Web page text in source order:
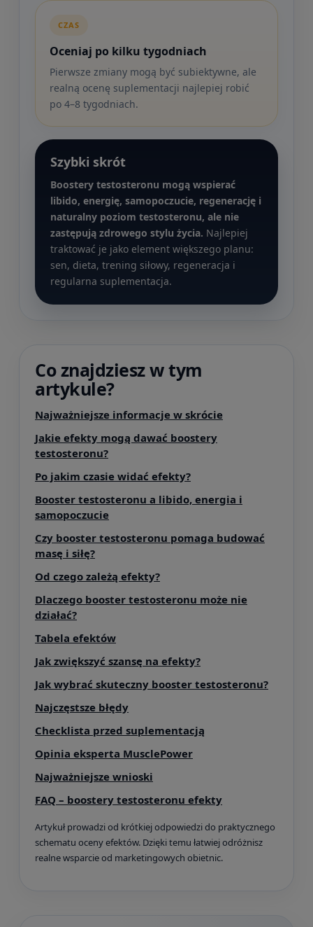
CZAS
Oceniaj po kilku tygodniach
Pierwsze zmiany mogą być subiektywne, ale
realną ocenę suplementacji najlepiej robić
po 4–8 tygodniach.
Szybki skrót
Boostery testosteronu mogą wspierać
libido, energię, samopoczucie, regenerację i
naturalny poziom testosteronu, ale nie
zastępują zdrowego stylu życia. Najlepiej
traktować je jako element większego planu:
sen, dieta, trening siłowy, regeneracja i
regularna suplementacja.
Co znajdziesz w tym
artykule?
Najważniejsze informacje w skrócie
Jakie efekty mogą dawać boostery
testosteronu?
Po jakim czasie widać efekty?
Booster testosteronu a libido, energia i
samopoczucie
Czy booster testosteronu pomaga budować
masę i siłę?
Od czego zależą efekty?
Dlaczego booster testosteronu może nie
działać?
Tabela efektów
Jak zwiększyć szansę na efekty?
Jak wybrać skuteczny booster testosteronu?
Najczęstsze błędy
Checklista przed suplementacją
Opinia eksperta MusclePower
Najważniejsze wnioski
FAQ – boostery testosteronu efekty
Artykuł prowadzi od krótkiej odpowiedzi do praktycznego
schematu oceny efektów. Dzięki temu łatwiej odróżnisz
realne wsparcie od marketingowych obietnic.